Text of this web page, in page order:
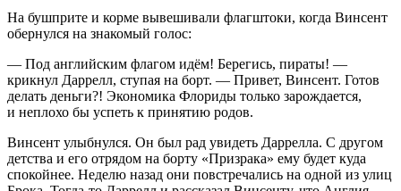
На бушприте и корме вывешивали флагштоки, когда Винсент
обернулся на знакомый голос:
— Под английским флагом идём! Берегись, пираты! —
крикнул Даррелл, ступая на борт. — Привет, Винсент. Готов
делать деньги?! Экономика Флориды только зарождается,
и неплохо бы успеть к принятию родов.
Винсент улыбнулся. Он был рад увидеть Даррелла. С другом
детства и его отрядом на борту «Призрака» ему будет куда
спокойнее. Неделю назад они повстречались на одной из улиц